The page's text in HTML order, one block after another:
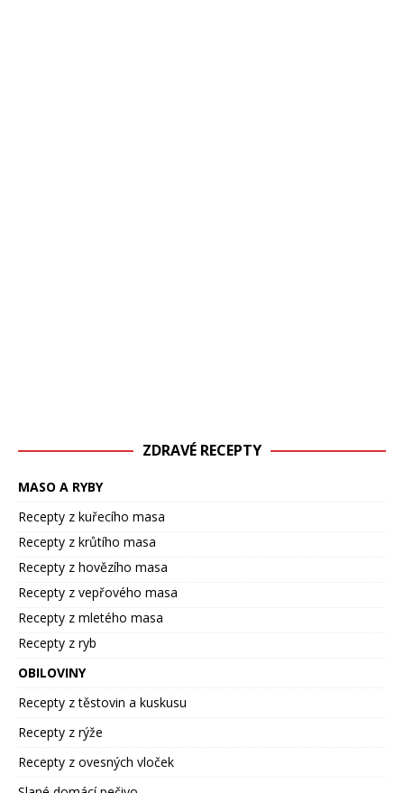
ZDRAVÉ RECEPTY
MASO A RYBY
Recepty z kuřecího masa
Recepty z krůtího masa
Recepty z hovězího masa
Recepty z vepřového masa
Recepty z mletého masa
Recepty z ryb
OBILOVINY
Recepty z těstovin a kuskusu
Recepty z rýže
Recepty z ovesných vloček